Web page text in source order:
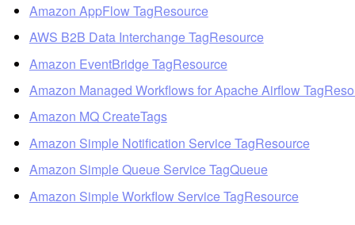
Amazon AppFlow TagResource
AWS B2B Data Interchange TagResource
Amazon EventBridge TagResource
Amazon Managed Workflows for Apache Airflow
Amazon MQ CreateTags
Amazon Simple Notification Service TagResource
Amazon Simple Queue Service TagQueue
Amazon Simple Workflow Service TagResource